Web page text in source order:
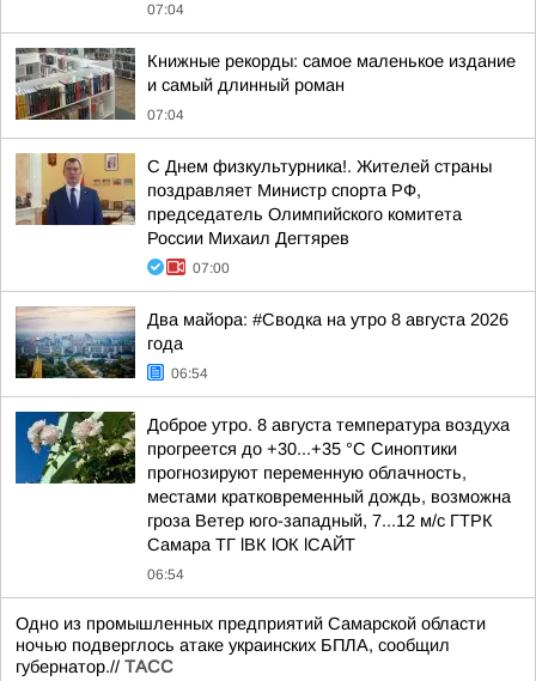
07:04
Книжные рекорды: самое маленькое издание
и самый длинный роман
07:04
С Днем физкультурника!. Жителей страны
поздравляет Министр спорта РФ,
председатель Олимпийского комитета
России Михаил Дегтярев
07:00
Два майора: #Сводка на утро 8 августа 2026
года
06:54
Доброе утро. 8 августа температура воздуха
прогреется до +30...+35 °C Синоптики
прогнозируют переменную облачность,
местами кратковременный дождь, возможна
гроза Ветер юго-западный, 7...12 м/с ГТРК
Самара ТГ lВК lОК lСАЙТ
06:54
Одно из промышленных предприятий Самарской области
ночью подверглось атаке украинских БПЛА, сообщил
губернатор.// ТАСС